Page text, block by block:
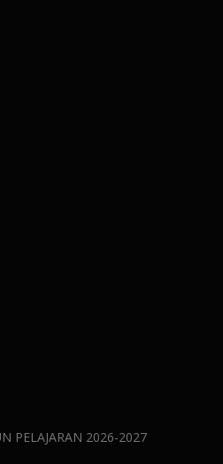
PELAJARAN 2026-2027